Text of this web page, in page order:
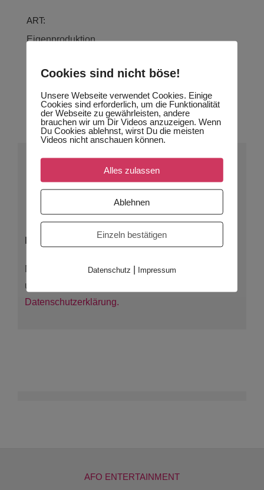
ART:
Eigenproduktion
GENRE:
Bilder
AUCH INTERESSIERT AN
1UHR60?
sprich uns an:
Kontaktformular wurde nicht gefunden.
Mit einem Klick auf Senden, akzeptieren Sie
unsere Datenschutzbestimmungen lt. unserer
Datenschutzerklärung.
AFO ENTERTAINMENT
Cookies sind nicht böse!
Unsere Webseite verwendet Cookies. Einige
Cookies sind erforderlich, um die Funktionalität
der Webseite zu gewährleisten, andere
brauchen wir um Dir Videos anzuzeigen. Wenn
Du Cookies ablehnst, wirst Du die meisten
Videos nicht anschauen können.
Alles zulassen
Ablehnen
Einzeln bestätigen
Datenschutz | Impressum